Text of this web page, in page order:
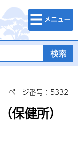
検索・メニュ
ー
ページ番号：5332
保健所）